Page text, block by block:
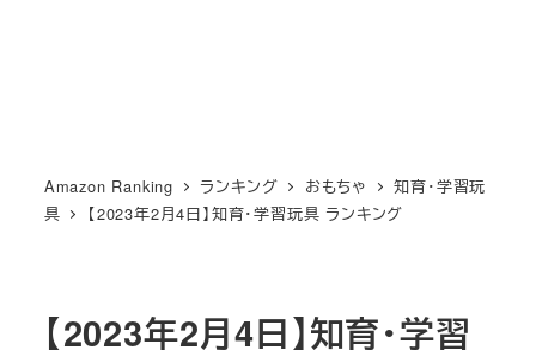
Amazon Ranking ランキング おもちゃ
知育・学習玩
具
【2023年2月4日】知育・学習玩具 ランキング
【2023年2月4日】知育・学習